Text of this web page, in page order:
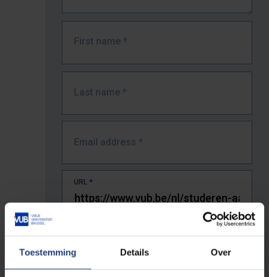
Toestemming Details Over
First name *
Last name *
Email address *
URL *
The full URL of the page where you encountered the error.